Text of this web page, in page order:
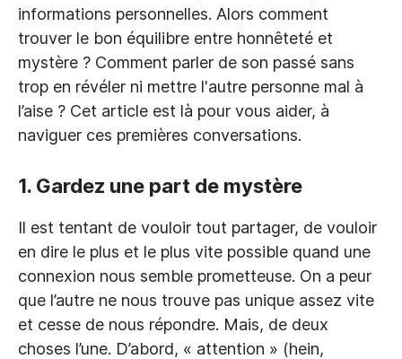
informations personnelles. Alors comment
trouver le bon équilibre entre honnêteté et
mystère ? Comment parler de son passé sans
trop en révéler ni mettre l'autre personne mal à
l’aise ? Cet article est là pour vous aider, à
naviguer ces premières conversations.
1. Gardez une part de mystère
Il est tentant de vouloir tout partager, de vouloir
en dire le plus et le plus vite possible quand une
connexion nous semble prometteuse. On a peur
que l’autre ne nous trouve pas unique assez vite
et cesse de nous répondre. Mais, de deux
choses l’une. D’abord, « attention » (hein,